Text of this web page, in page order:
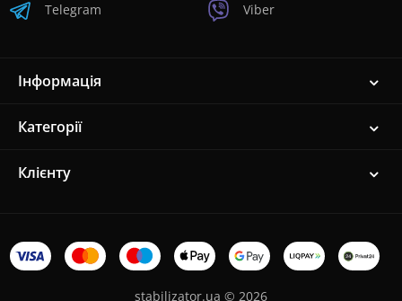
Telegram Viber
Інформація
Категорії
Клієнту
stabilizator.ua © 2026